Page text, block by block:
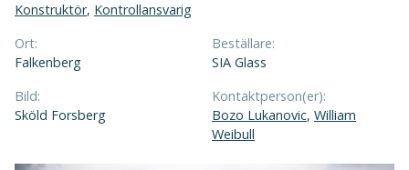
Konstruktör, Kontrollansvarig
Ort:
Falkenberg
Beställare:
SIA Glass
Bild:
Sköld Forsberg
Kontaktperson(er):
Bozo Lukanovic, William
Weibull